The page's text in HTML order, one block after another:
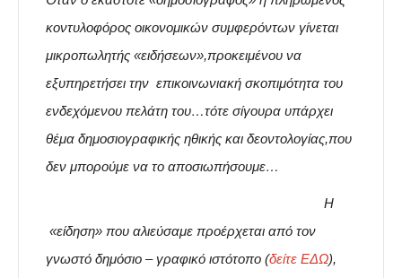
κοντυλοφόρος οικονομικών συμφερόντων γίνεται
μικροπωλητής «ειδήσεων»,προκειμένου να
εξυπηρετήσει την επικοινωνιακή σκοπιμότητα του
ενδεχόμενου πελάτη του…τότε σίγουρα υπάρχει
θέμα δημοσιογραφικής ηθικής και δεοντολογίας,που
δεν μπορούμε να το αποσιωπήσουμε…
Η
«είδηση» που αλιεύσαμε προέρχεται από τον
γνωστό δημόσιο – γραφικό ιστότοπο (δείτε ΕΔΩ),